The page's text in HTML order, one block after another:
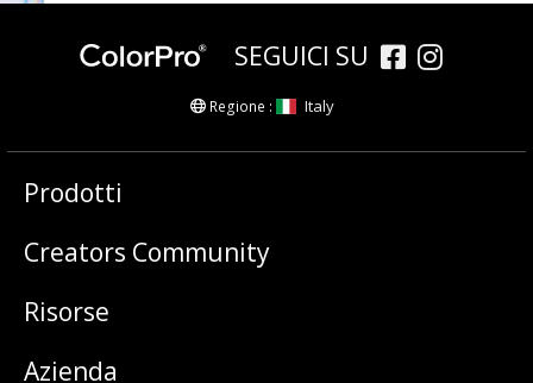
SEGUICI SU
Regione : Italy
Prodotti
Creators Community
Risorse
Azienda